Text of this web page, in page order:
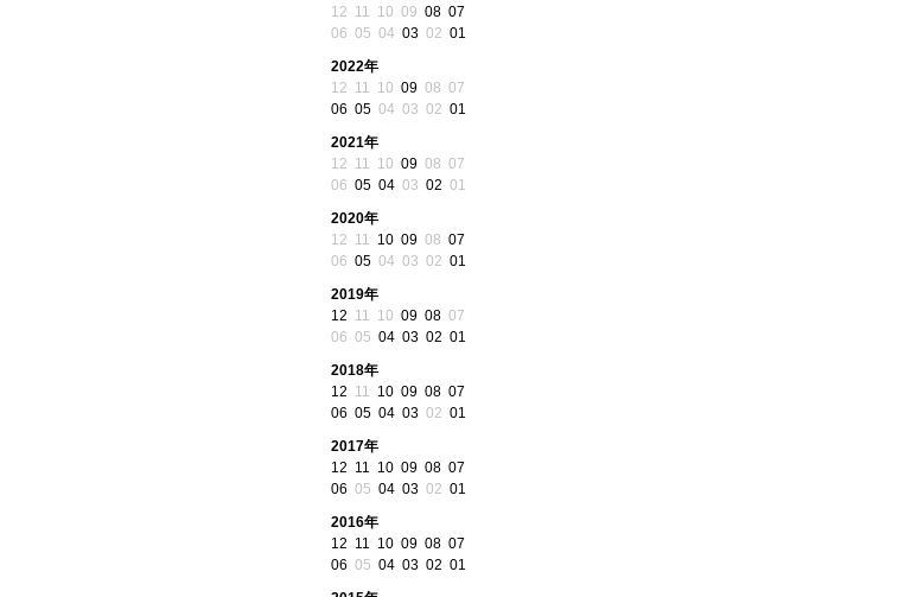
12 11 10 09 08 07
06 05 04 03 02 01
2022年
12 11 10 09 08 07
06 05 04 03 02 01
2021年
12 11 10 09 08 07
06 05 04 03 02 01
2020年
12 11 10 09 08 07
06 05 04 03 02 01
2019年
12 11 10 09 08 07
06 05 04 03 02 01
2018年
12 11 10 09 08 07
06 05 04 03 02 01
2017年
12 11 10 09 08 07
06 05 04 03 02 01
2016年
12 11 10 09 08 07
06 05 04 03 02 01